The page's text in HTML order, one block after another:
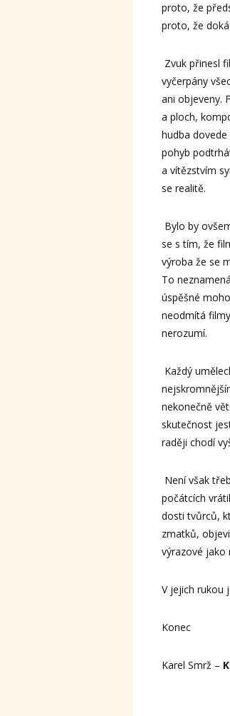
proto, že
proto, že
Zvuk přinesl
vyčerpány
ani objeveny.
a ploch,
hudba
pohyb
a vítězstvím
se realitě.
Bylo by
se s tím, že
výroba že se
To
úspěšné
neodmítá
nerozumí.
Každý
nekonečně
skutečnost
raději chodí
Není však
počátcích
dosti tvůrců,
zmatků,
výrazové jako
V jejich rukou
Konec
Karel Smrž –